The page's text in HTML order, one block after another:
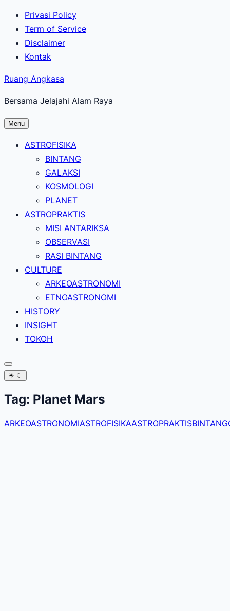
Lewati
konten
utama
Privasi Policy
Term of Service
Disclaimer
Kontak
Ruang Angkasa
Bersama Jelajahi Alam Raya
Menu
ASTROFISIKA
BINTANG
GALAKSI
KOSMOLOGI
PLANET
ASTROPRAKTIS
MISI ANTARIKSA
OBSERVASI
RASI BINTANG
CULTURE
ARKEOASTRONOMI
ETNOASTRONOMI
HISTORY
INSIGHT
TOKOH
☀ ☾
Tag: Planet Mars
ARKEOASTRONOMIASTROFISIKAASTROPRAKTISBINTANG